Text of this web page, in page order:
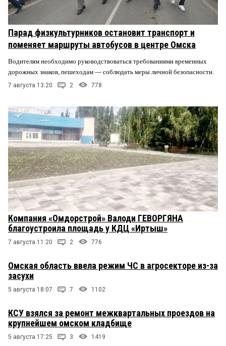
Парад физкультурников остановит транспорт и
поменяет маршруты автобусов в центре Омска
Водителям необходимо руководствоваться требованиями временных
дорожных знаков, пешеходам — соблюдать меры личной безопасности.
7 августа 13:20 2 778
Компания «Омдорстрой» Валоди ГЕВОРГЯНА
благоустроила площадь у КДЦ «Иртыш»
7 августа 11:20 2 776
Омская область ввела режим ЧС в агросекторе из-за
засухи
5 августа 18:07 7 1102
КСУ взялся за ремонт межквартальных проездов на
крупнейшем омском кладбище
5 августа 17:25 3 1419